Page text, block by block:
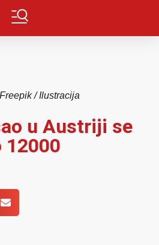
/ Ilustracija
u Austriji se
12000